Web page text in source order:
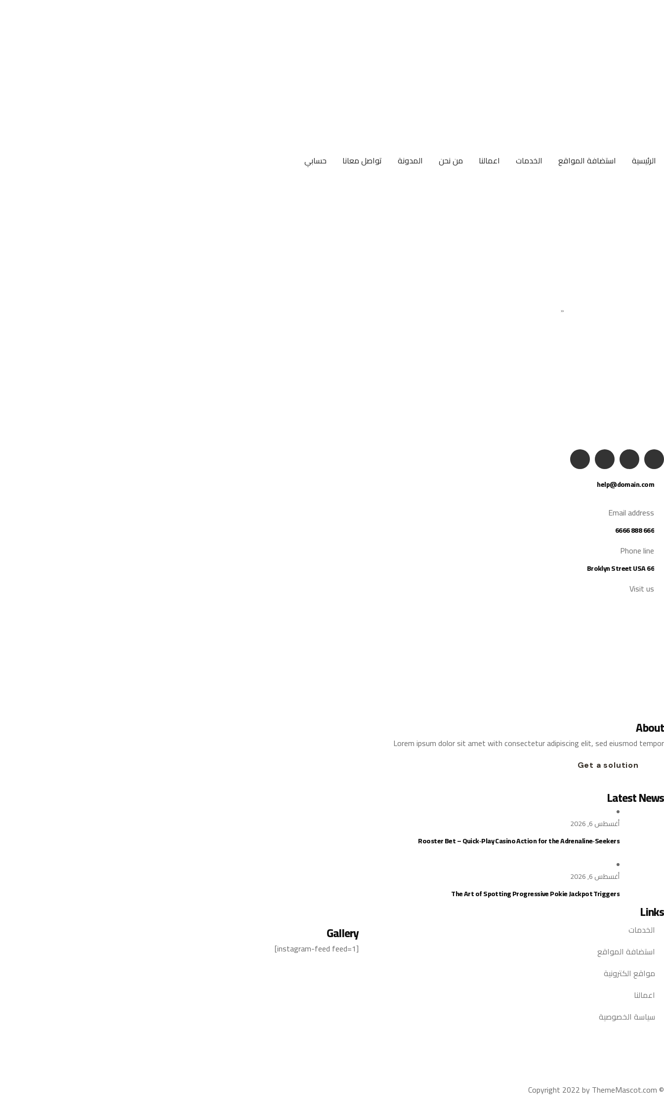
الرئيسية استضافة المواقع الخدمات اعمالنا من نحن المدونة تواصل معانا حسابي
»
help@domain.com
Email address
666 888 6666
Phone line
66 Broklyn Street USA
Visit us
About
Lorem ipsum dolor sit amet with consectetur adipiscing elit, sed eiusmod tempor
Get a solution
Latest News
أغسطس 6, 2026
Rooster Bet – Quick‑Play Casino Action for the Adrenaline‑Seekers
أغسطس 6, 2026
The Art of Spotting Progressive Pokie Jackpot Triggers
Links
الخدمات
استضافة المواقع
مواقع الكترونية
اعمالنا
سياسة الخصوصية
Gallery
[instagram-feed feed=1]
© Copyright 2022 by ThemeMascot.com